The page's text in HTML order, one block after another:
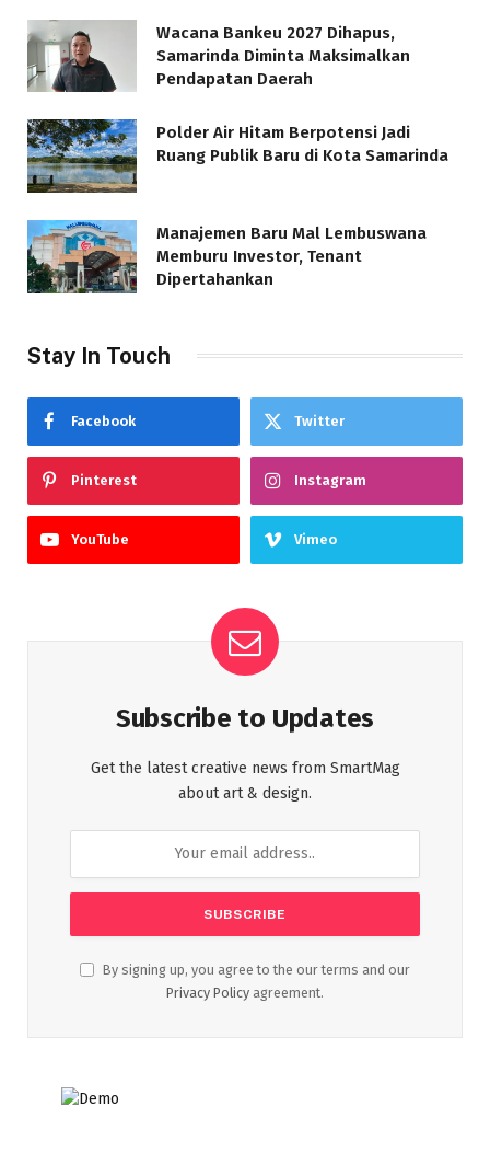
Wacana Bankeu 2027 Dihapus,
Samarinda Diminta Maksimalkan
Pendapatan Daerah
Polder Air Hitam Berpotensi Jadi
Ruang Publik Baru di Kota Samarinda
Manajemen Baru Mal Lembuswana
Memburu Investor, Tenant
Dipertahankan
Stay In Touch
Facebook Twitter
Pinterest Instagram
YouTube Vimeo
Subscribe to Updates
Get the latest creative news from SmartMag
about art & design.
By signing up, you agree to the our terms and our
Privacy Policy agreement.